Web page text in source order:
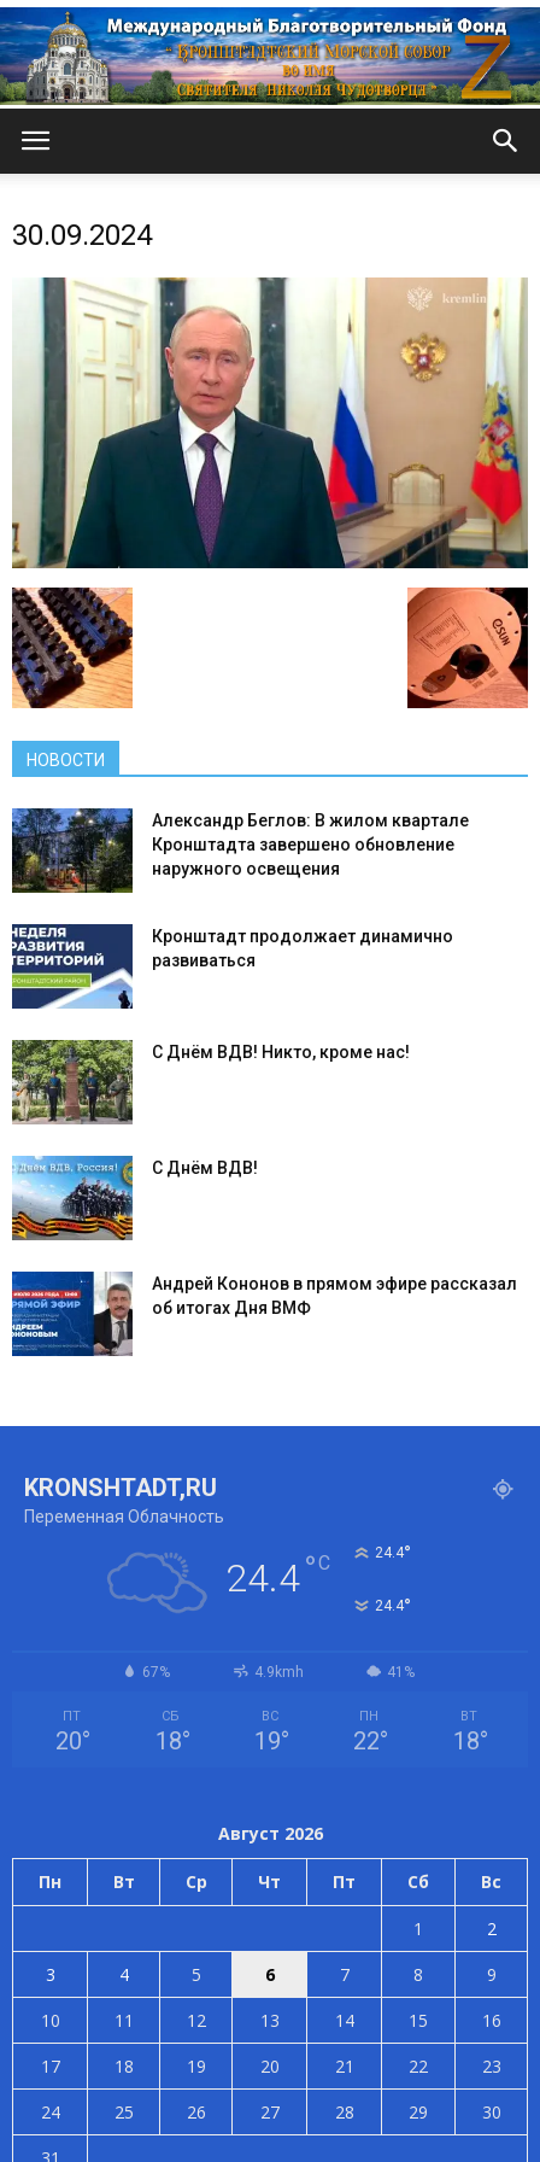
собор
30.09.2024
НОВОСТИ
Александр Беглов: В жилом квартале
Кронштадта завершено обновление
наружного освещения
Кронштадт продолжает динамично
развиваться
С Днём ВДВ! Никто, кроме нас!
С Днём ВДВ!
Андрей Кононов в прямом эфире рассказал
об итогах Дня ВМФ
KRONSHTADT,RU
Переменная Облачность
24.4°C 24.4°
24.4°
67% 4.9kmh 41%
ПТ
20°
СБ
18°
ВС
19°
ПН
22°
ВТ
18°
Август 2026
Пн Вт Ср Чт Пт Сб Вс
1
2
3
4 5 6 7 8
9
10
11 12 13 14 15
16
17
18 19 20 21 22
23
24
25 26 27 28 29
30
31